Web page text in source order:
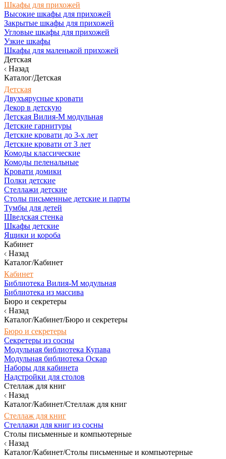
Шкафы для прихожей
Высокие шкафы для прихожей
Закрытые шкафы для прихожей
Угловые шкафы для прихожей
Узкие шкафы
Шкафы для маленькой прихожей
Детская
Назад
Каталог/Детская
Детская
Двухъярусные кровати
Декор в детскую
Детская Вилия-М модульная
Детские гарнитуры
Детские кровати до 3-х лет
Детские кровати от 3 лет
Комоды классические
Комоды пеленальные
Кровати домики
Полки детские
Стеллажи детские
Столы письменные детские и парты
Тумбы для детей
Шведская стенка
Шкафы детские
Ящики и короба
Кабинет
Назад
Каталог/Кабинет
Кабинет
Библиотека Вилия-М модульная
Библиотека из массива
Бюро и секретеры
Назад
Каталог/Кабинет/Бюро и секретеры
Бюро и секретеры
Секретеры из сосны
Модульная библиотека Купава
Модульная библиотека Оскар
Наборы для кабинета
Надстройки для столов
Стеллаж для книг
Назад
Каталог/Кабинет/Стеллаж для книг
Стеллаж для книг
Стеллажи для книг из сосны
Столы письменные и компьютерные
Назад
Каталог/Кабинет/Столы письменные и компьютерные